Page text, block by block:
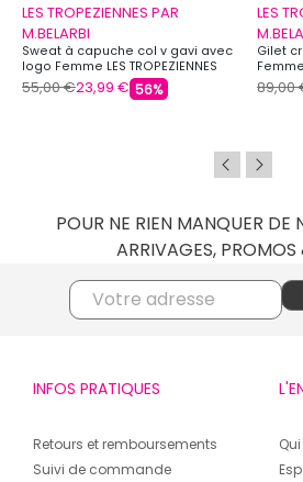
LES TROPEZIENNES PAR
M.BELARBI
Sweat à capuche col v gavi avec
logo Femme LES TROPEZIENNES
PAR M.BELARBI
55,00 €23,99 € 56%
LES
Gilet
Femme
89,00
POUR NE RIEN MANQUER DE
ARRIVAGES,
INFOS PRATIQUES
Retours et remboursements
Suivi de commande